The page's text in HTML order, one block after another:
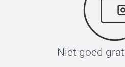
Niet goed